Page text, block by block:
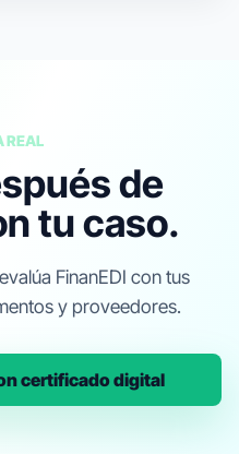
REAL
de
tu caso.
FinanEDI con tus
y proveedores.
certificado digital